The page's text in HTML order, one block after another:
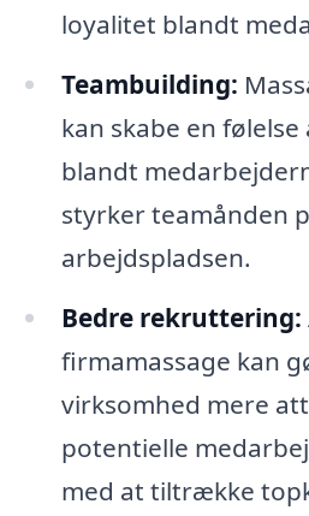
loyalitet blandt
Teambuilding:
kan skabe en
blandt
styrker teamånden
arbejdspladsen.
Bedre rekruttering:
firmamassage kan
virksomhed mere
potentielle
med at tiltrække